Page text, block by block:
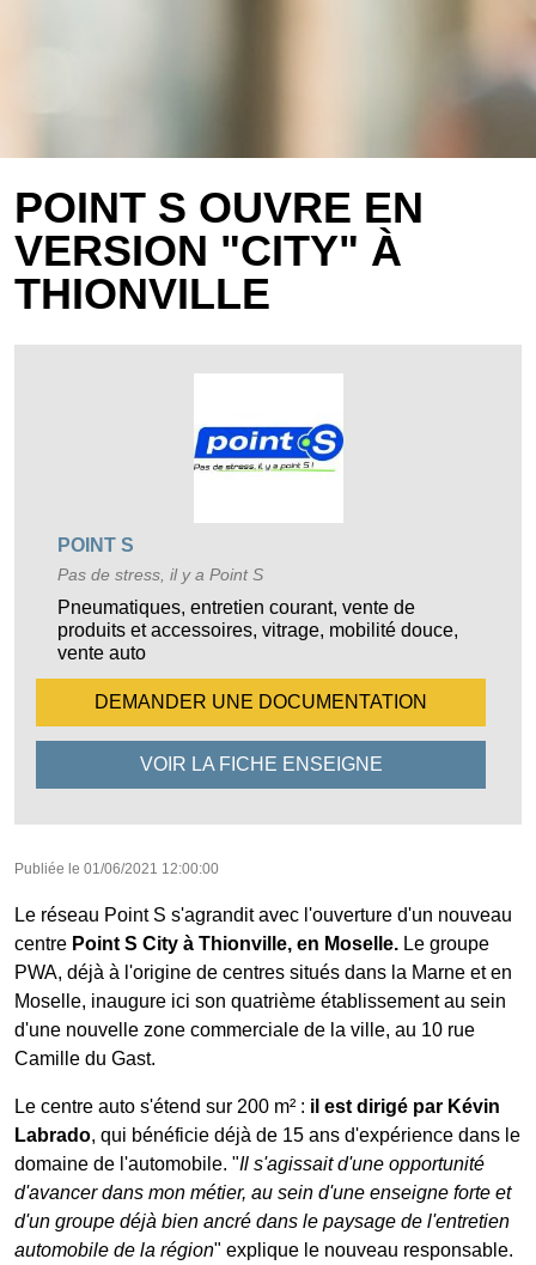
POINT S OUVRE EN
VERSION "CITY" À
THIONVILLE
POINT S
Pas de stress, il y a Point S
Pneumatiques, entretien courant, vente de
produits et accessoires, vitrage, mobilité douce,
vente auto
DEMANDER UNE DOCUMENTATION
VOIR LA FICHE ENSEIGNE
Publiée le 01/06/2021 12:00:00
Le réseau Point S s'agrandit avec l'ouverture d'un nouveau
centre Point S City à Thionville, en Moselle. Le groupe
PWA, déjà à l'origine de centres situés dans la Marne et en
Moselle, inaugure ici son quatrième établissement au sein
d'une nouvelle zone commerciale de la ville, au 10 rue
Camille du Gast.
Le centre auto s'étend sur 200 m² : il est dirigé par Kévin
Labrado, qui bénéficie déjà de 15 ans d'expérience dans le
domaine de l'automobile. "Il s'agissait d'une opportunité
d'avancer dans mon métier, au sein d'une enseigne forte et
d'un groupe déjà bien ancré dans le paysage de l'entretien
automobile de la région" explique le nouveau responsable.